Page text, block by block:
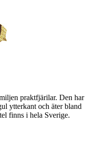
praktfjärilar. Den har
ytterkant och äter bland
finns i hela Sverige.